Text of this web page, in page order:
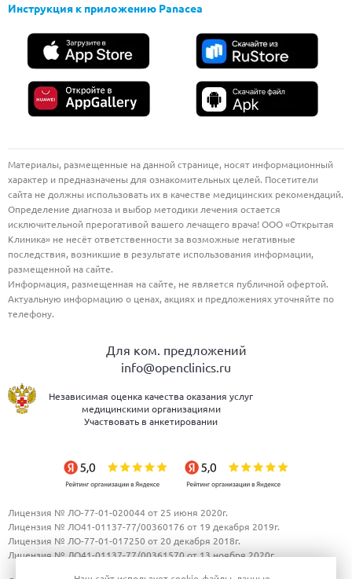
Инструкция к приложению Panacea
Материалы, размещенные на данной странице, носят информационный
характер и предназначены для ознакомительных целей. Посетители
сайта не должны использовать их в качестве медицинских рекомендаций.
Определение диагноза и выбор методики лечения остается
исключительной прерогативой вашего лечащего врача! ООО «Открытая
Клиника» не несёт ответственности за возможные негативные
последствия, возникшие в результате использования информации,
размещенной на сайте.
Информация, размещенная на сайте, не является публичной офертой.
Актуальную информацию о ценах, акциях и предложениях уточняйте по
телефону.
Для ком. предложений
info@openclinics.ru
Независимая оценка качества оказания услуг
медицинскими организациями
Участвовать в анкетировании
Лицензия № ЛО-77-01-020044 от 25 июня 2020г.
Лицензия № ЛО41-01137-77/00360176 от 19 декабря 2019г.
Лицензия № ЛО-77-01-017250 от 20 декабря 2018г.
Лицензия № ЛО41-01137-77/00361570 от 13 ноября 2020г.